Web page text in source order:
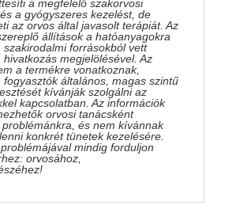
a megfelelő szakorvosi
a gyógyszeres kezelést, de
az orvos által javasolt terápiát. Az
állítások a hatóanyagokra
szakirodalmi forrásokból vett
hivatkozás megjelölésével. Az
a termékre vonatkoznak,
fogyasztók általános, magas szintű
kívánják szolgálni az
kapcsolatban. Az információk
orvosi tanácsként
és nem kívánnak
konkrét tünetek kezelésére.
mindig forduljon
orvosához,